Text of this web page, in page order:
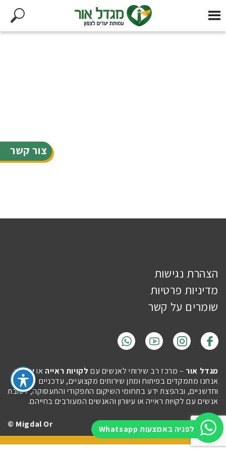
צור קשר
לפניה באמצעות Whatsapp
הצהרת נגישות
מדיניות פרטיות
שומרים על קשר
מגדל אור – מרכז רב שירותי לאנשים עם לקויות ראייה אועיוורון.
אנחנו מתמקדים בפיתוח ומתן שירותים מקצועיים, עדכניים
וחדשניים, ובהפצת ידע בתחומי השיקום התפקודי והתעסוקה, לטובת
אנשים עם לקויות ראייה או עיוורון והאנשים המעורבים בחייהם.
Imaginet
Migdal Or ©